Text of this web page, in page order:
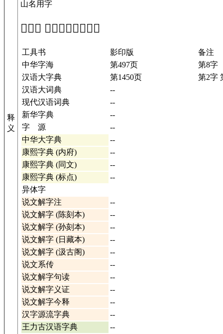
释
义
山名用字
「𤠉」 在工具书中的解释
工具书 影印版
备注
中华字海
第497页
第8字
汉语大字典
第1450页
第2字
汉语大词典
--
现代汉语词典
--
新华字典
--
字 源
--
中华大字典
--
康熙字典 (内府)
--
康熙字典 (同文)
--
康熙字典 (标点)
--
异体字
说文解字注
--
说文解字 (陈刻本)
--
说文解字 (孙刻本)
--
说文解字 (日藏本)
--
说文解字 (汲古阁)
--
说文系传
--
说文解字句读
--
说文解字义证
--
说文解字今释
--
汉字源流字典
--
王力古汉语字典
--